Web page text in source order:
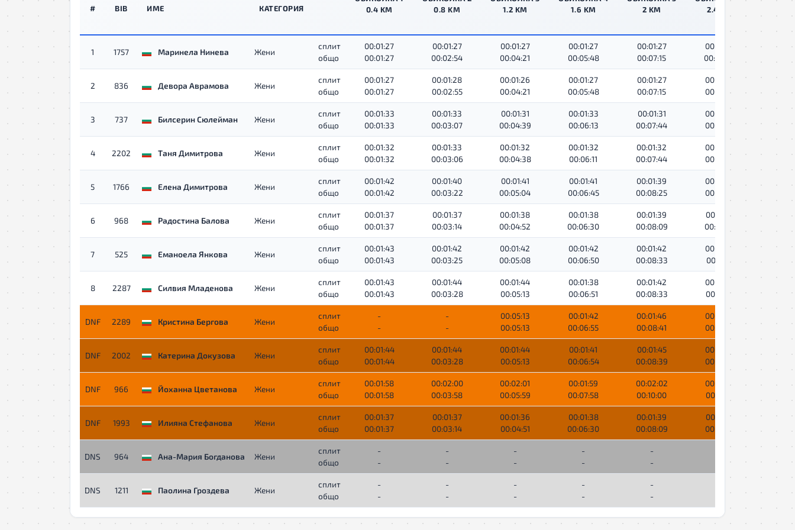
# BIB ИМЕ КАТЕГОРИЯ
0.4 KM
0.8 KM
1.2 KM
1.6 KM
2 KM
2.4 KM
1 1757 Маринела Нинева Жени
сплит
общо
00:01:27
00:01:27
00:01:27
00:02:54
00:01:27
00:04:21
00:01:27
00:05:48
00:01:27
00:07:15
00:01:25
00:08:40
2 836 Девора Аврамова Жени
сплит
общо
00:01:27
00:01:27
00:01:28
00:02:55
00:01:26
00:04:21
00:01:27
00:05:48
00:01:27
00:07:15
00:01:26
00:08:41
3 737 Билсерин Сюлейман Жени
сплит
общо
00:01:33
00:01:33
00:01:33
00:03:07
00:01:31
00:04:39
00:01:33
00:06:13
00:01:31
00:07:44
00:01:32
00:09:17
4 2202 Таня Димитрова Жени
сплит
общо
00:01:32
00:01:32
00:01:33
00:03:06
00:01:32
00:04:38
00:01:32
00:06:11
00:01:32
00:07:44
00:01:33
00:09:17
5 1766 Елена Димитрова Жени
сплит
общо
00:01:42
00:01:42
00:01:40
00:03:22
00:01:41
00:05:04
00:01:41
00:06:45
00:01:39
00:08:25
00:01:42
00:10:07
6 968 Радостина Балова Жени
сплит
общо
00:01:37
00:01:37
00:01:37
00:03:14
00:01:38
00:04:52
00:01:38
00:06:30
00:01:39
00:08:09
00:01:41
00:09:50
7 525 Еманоела Янкова Жени
сплит
общо
00:01:43
00:01:43
00:01:42
00:03:25
00:01:42
00:05:08
00:01:42
00:06:50
00:01:42
00:08:33
00:01:42
00:10:15
8 2287 Силвия Младенова Жени
сплит
общо
00:01:43
00:01:43
00:01:44
00:03:28
00:01:44
00:05:13
00:01:38
00:06:51
00:01:42
00:08:33
00:01:42
00:10:16
DNF 2289 Кристина Бергова Жени
сплит
общо
-
-
-
-
00:05:13
00:05:13
00:01:42
00:06:55
00:01:46
00:08:41
00:01:48
00:10:29
DNF 2002 Катерина Докузова Жени
сплит
общо
00:01:44
00:01:44
00:01:44
00:03:28
00:01:44
00:05:13
00:01:41
00:06:54
00:01:45
00:08:39
00:01:47
00:10:26
DNF 966 Йоханна Цветанова Жени
сплит
общо
00:01:58
00:01:58
00:02:00
00:03:58
00:02:01
00:05:59
00:01:59
00:07:58
00:02:02
00:10:00
00:02:01
00:12:01
DNF 1993 Илияна Стефанова Жени
сплит
общо
00:01:37
00:01:37
00:01:37
00:03:14
00:01:36
00:04:51
00:01:38
00:06:30
00:01:39
00:08:09
00:01:41
00:09:51
DNS 964 Ана-Мария Богданова Жени
сплит
общо
-
-
-
-
-
-
-
-
-
-
DNS 1211 Паолина Гроздева Жени
сплит
общо
-
-
-
-
-
-
-
-
-
-